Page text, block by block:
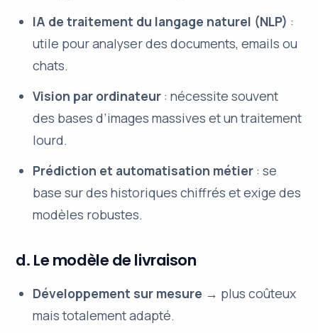
IA de traitement du langage naturel (NLP) :
utile pour analyser des documents, emails ou
chats.
Vision par ordinateur : nécessite souvent
des bases d’images massives et un traitement
lourd.
Prédiction et automatisation métier : se
base sur des historiques chiffrés et exige des
modèles robustes.
d. Le modèle de livraison
Développement sur mesure → plus coûteux
mais totalement adapté.